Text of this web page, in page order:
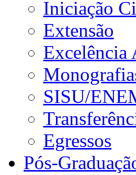
Iniciação
Extensão
Excelência
SISU/
Egressos
Pós-